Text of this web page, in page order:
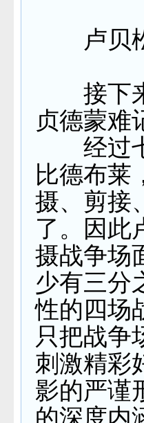
卢贝松
接下来
贞德蒙难
经过七
比德布莱
摄、剪接
了。因此
摄战争场
少有三分
性的四场
只把战争
刺激精彩
影的严谨